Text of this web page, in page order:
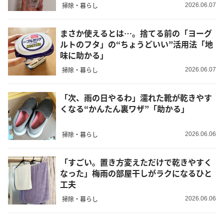
掃除・暮らし 2026.06.07
まさか使えるとは…。捨てる前の「ヨーグ
ルトのフタ」の“ちょうどいい”活用法「地
味に助かる」
掃除・暮らし 2026.06.07
「次、雨の日やるわ」濡れた靴が乾きやす
くなる“かんたん裏ワザ”「助かる」
掃除・暮らし 2026.06.06
「すごい。置き方変えただけで乾きやすく
なった」梅雨の部屋干しがラクになるひと
工夫
掃除・暮らし 2026.06.06